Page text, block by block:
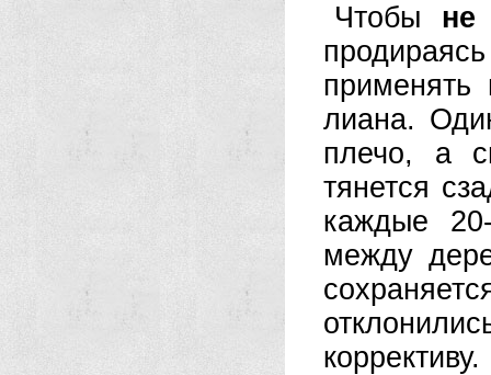
Чтобы не
применять
лиана.
плечо, а
тянется
каждые
между
коррективу.